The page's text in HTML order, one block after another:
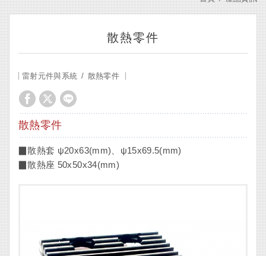
散熱零件
雷射元件與系統 散熱零件
散熱零件
▉散熱套 ψ20x63(mm)、ψ15x69.5(mm)
▉散熱座 50x50x34(mm)